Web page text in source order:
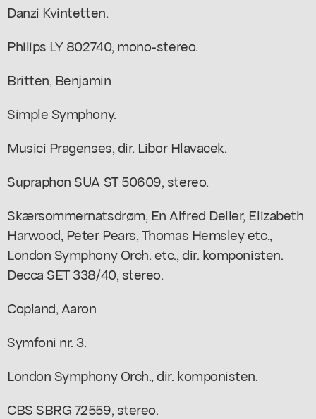
Danzi Kvintetten.
Philips LY 802740, mono-stereo.
Britten, Benjamin
Simple Symphony.
Musici Pragenses, dir. Libor Hlavacek.
Supraphon SUA ST 50609, stereo.
Skærsommernatsdrøm, En Alfred Deller, Elizabeth
Harwood, Peter Pears, Thomas Hemsley etc.,
London Symphony Orch. etc., dir. komponisten.
Decca SET 338/40, stereo.
Copland, Aaron
Symfoni nr. 3.
London Symphony Orch., dir. komponisten.
CBS SBRG 72559, stereo.